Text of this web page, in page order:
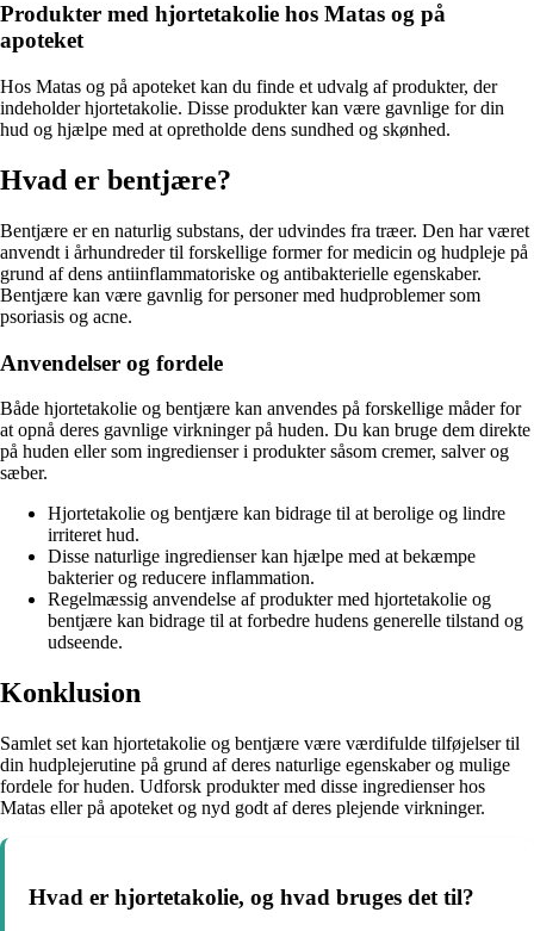
Produkter med hjortetakolie hos Matas og på
apoteket
Hos Matas og på apoteket kan du finde et udvalg af produkter, der
indeholder hjortetakolie. Disse produkter kan være gavnlige for din
hud og hjælpe med at opretholde dens sundhed og skønhed.
Hvad er bentjære?
Bentjære er en naturlig substans, der udvindes fra træer. Den har været
anvendt i århundreder til forskellige former for medicin og hudpleje på
grund af dens antiinflammatoriske og antibakterielle egenskaber.
Bentjære kan være gavnlig for personer med hudproblemer som
psoriasis og acne.
Anvendelser og fordele
Både hjortetakolie og bentjære kan anvendes på forskellige måder for
at opnå deres gavnlige virkninger på huden. Du kan bruge dem direkte
på huden eller som ingredienser i produkter såsom cremer, salver og
sæber.
Hjortetakolie og bentjære kan bidrage til at berolige og lindre
irriteret hud.
Disse naturlige ingredienser kan hjælpe med at bekæmpe
bakterier og reducere inflammation.
Regelmæssig anvendelse af produkter med hjortetakolie og
bentjære kan bidrage til at forbedre hudens generelle tilstand og
udseende.
Konklusion
Samlet set kan hjortetakolie og bentjære være værdifulde tilføjelser til
din hudplejerutine på grund af deres naturlige egenskaber og mulige
fordele for huden. Udforsk produkter med disse ingredienser hos
Matas eller på apoteket og nyd godt af deres plejende virkninger.
Hvad er hjortetakolie, og hvad bruges det til?